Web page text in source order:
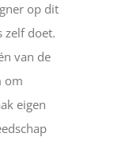
op dit
zelf doet.
van de
om
eigen